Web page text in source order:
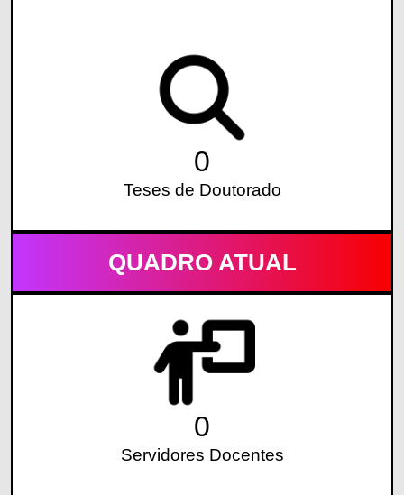
0
Teses de Doutorado
QUADRO ATUAL
0
Servidores Docentes